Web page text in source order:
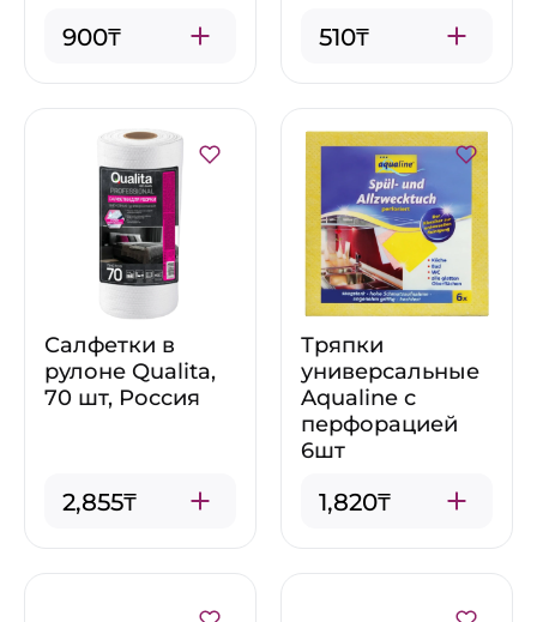
900₸ 510₸
Салфетки в
рулоне Qualita,
70 шт, Россия
2,855₸
Тряпки
универсальные
Aqualine с
перфорацией
6шт
1,820₸